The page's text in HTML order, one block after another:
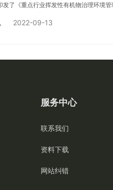
发了《重点行业挥发性有机物治理环境
般控制技术要求、末端治理技术选择与…
2022-09-13
服务中心
联系我们
资料下载
网站纠错